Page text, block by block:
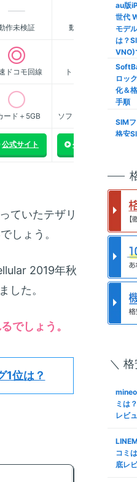
作未検証 動作未検証
ドコモ回線 トップクラス
ード＋5GB ソフトバンク傘下
公式サイト 公式サイト
ていたテザリ
しょう。
2019年秋
した。
でしょう。
1位は？
【カ
限使
SIM
格安
い？
線お
量節
ス設
更も解
とは
メリ
ア方
でお
Mも
ミン
au版
世代
モデ
は？
VNO)
ロッ
化＆
手順
SIM
格安
の
フリ
使う
au版
ク解
格安
SIM
結果
ロッ
SIM
KW-
NO)
SIM
査し
＼
ミは
レビ
コミ
底レ